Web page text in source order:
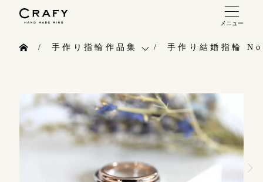
メニュー
指輪制作の流れ
オーダーメイド 結婚指輪・婚約指輪
手作り指輪作品集
お問い合わせ
お客様インタビュー
指輪のハンドメイド・手作り
手作り結婚指輪
10:00～18:00 /年中無休
年末年始は除く
こちら